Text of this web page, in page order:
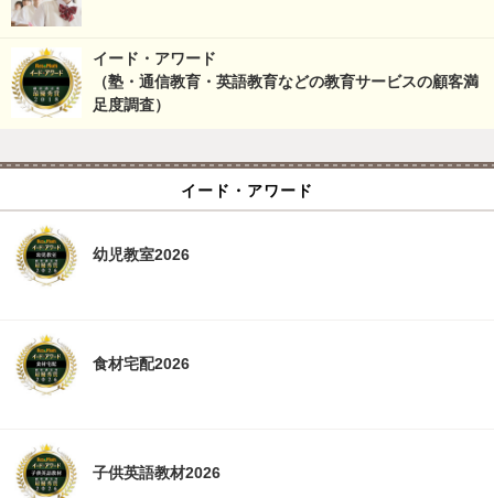
イード・アワード
（塾・通信教育・英語教育などの教育サービスの顧客満
足度調査）
イード・アワード
幼児教室2026
食材宅配2026
子供英語教材2026